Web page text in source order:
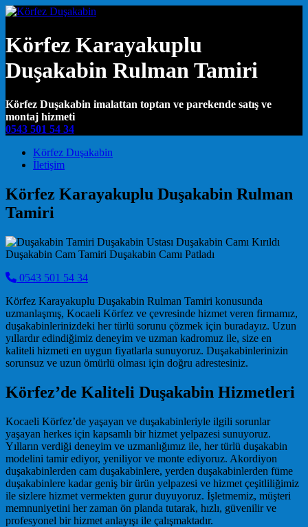
Körfez Karayakuplu
Duşakabin Rulman Tamiri
Körfez Duşakabin imalattan toptan ve parekende satış ve
montaj hizmeti
0543 501 54 34
Main Navigation
Körfez Duşakabin
İletişim
Körfez Karayakuplu Duşakabin Rulman
Tamiri
0543 501 54 34
Körfez Karayakuplu Duşakabin Rulman Tamiri konusunda
uzmanlaşmış, Kocaeli Körfez ve çevresinde hizmet veren firmamız,
duşakabinlerinizdeki her türlü sorunu çözmek için buradayız. Uzun
yıllardır edindiğimiz deneyim ve uzman kadromuz ile, size en
kaliteli hizmeti en uygun fiyatlarla sunuyoruz. Duşakabinlerinizin
sorunsuz ve uzun ömürlü olması için doğru adrestesiniz.
Körfez’de Kaliteli Duşakabin Hizmetleri
Kocaeli Körfez’de yaşayan ve duşakabinleriyle ilgili sorunlar
yaşayan herkes için kapsamlı bir hizmet yelpazesi sunuyoruz.
Yılların verdiği deneyim ve uzmanlığımız ile, her türlü duşakabin
modelini tamir ediyor, yeniliyor ve monte ediyoruz. Akordiyon
duşakabinlerden cam duşakabinlere, yerden duşakabinlerden füme
duşakabinlere kadar geniş bir ürün yelpazesi ve hizmet çeşitliliğimiz
ile sizlere hizmet vermekten gurur duyuyoruz. İşletmemiz, müşteri
memnuniyetini her zaman ön planda tutarak, hızlı, güvenilir ve
profesyonel bir hizmet anlayışı ile çalışmaktadır.